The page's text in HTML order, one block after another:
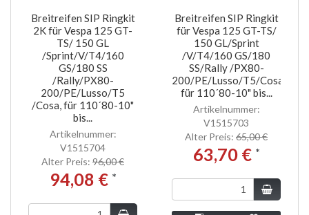
Breitreifen SIP Ringkit
2K für Vespa 125 GT-
TS/ 150 GL
/Sprint/V/T4/160
GS/180 SS
/Rally/PX80-
200/PE/Lusso/T5
/Cosa, für 110´80-10"
bis...
Artikelnummer:
V1515704
Alter Preis: 96,00 €
94,08 € *
Breitreifen SIP Ringkit
für Vespa 125 GT-TS/
150 GL/Sprint
/V/T4/160 GS/180
SS/Rally /PX80-
200/PE/Lusso/T5/Cosa,
für 110´80-10" bis...
Artikelnummer:
V1515703
Alter Preis: 65,00 €
63,70 € *